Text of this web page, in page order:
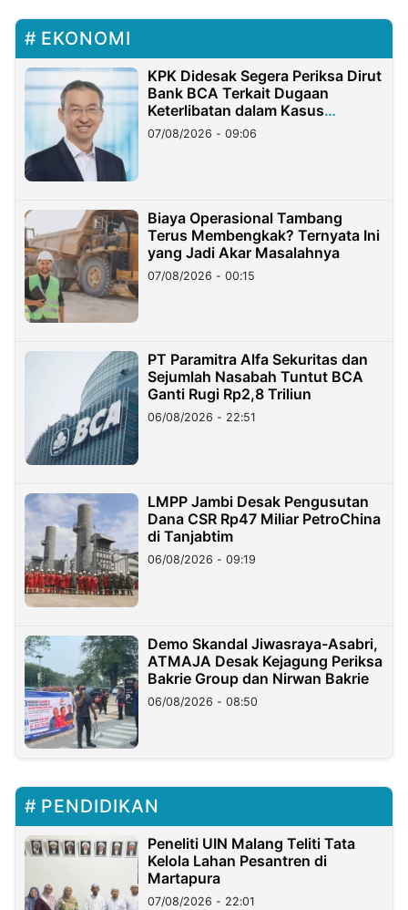
EKONOMI
KPK Didesak Segera Periksa Dirut
Bank BCA Terkait Dugaan
Keterlibatan dalam Kasus
Hilangnya Dana Nasabah Rp2,58
Miliar
07/08/2026 - 09:06
Biaya Operasional Tambang
Terus Membengkak? Ternyata Ini
yang Jadi Akar Masalahnya
07/08/2026 - 00:15
PT Paramitra Alfa Sekuritas dan
Sejumlah Nasabah Tuntut BCA
Ganti Rugi Rp2,8 Triliun
06/08/2026 - 22:51
LMPP Jambi Desak Pengusutan
Dana CSR Rp47 Miliar PetroChina
di Tanjabtim
06/08/2026 - 09:19
Demo Skandal Jiwasraya-Asabri,
ATMAJA Desak Kejagung Periksa
Bakrie Group dan Nirwan Bakrie
06/08/2026 - 08:50
PENDIDIKAN
Peneliti UIN Malang Teliti Tata
Kelola Lahan Pesantren di
Martapura
07/08/2026 - 22:01